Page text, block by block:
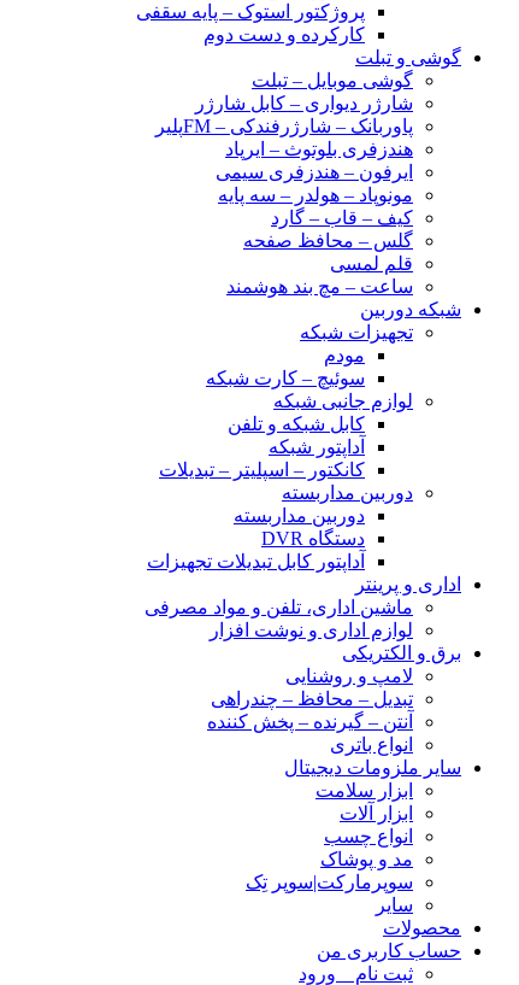
پروژکتور استوک – پایه سقفی
کارکرده و دست دوم
گوشی و تبلت
گوشی موبایل – تبلت
شارژر دیواری – کابل شارژر
پاوربانک – شارژرفندکی – FMپلیر
هندزفری بلوتوث – ایرپاد
ایرفون – هندزفری سیمی
مونوپاد – هولدر – سه پایه
کیف – قاب – گارد
گلس – محافظ صفحه
قلم لمسی
ساعت – مچ بند هوشمند
شبکه دوربین
تجهیزات شبکه
مودم
سوئیچ – کارت شبکه
لوازم جانبی شبکه
کابل شبکه و تلفن
آداپتور شبکه
کانکتور – اسپلیتر – تبدیلات
دوربین مداربسته
دوربین مداربسته
دستگاه DVR
آداپتور کابل تبدیلات تجهیزات
اداری و پرینتر
ماشین اداری، تلفن و مواد مصرفی
لوازم اداری و نوشت افزار
برق و الکتریکی
لامپ و روشنایی
تبدیل – محافظ – چندراهی
آنتن – گیرنده – پخش کننده
انواع باتری
سایر ملزومات دیجیتال
ابزار سلامت
ابزار آلات
انواع چسب
مد و پوشاک
سوپرمارکت|سوپر تِک
سایر
محصولات
حساب کاربری من
ثبت نام _ ورود